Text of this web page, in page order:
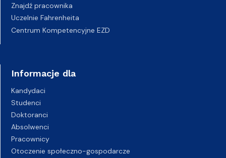
Znajdź pracownika
Uczelnie Fahrenheita
Centrum Kompetencyjne EZD
Informacje dla
Kandydaci
Studenci
Doktoranci
Absolwenci
Pracownicy
Otoczenie społeczno-gospodarcze